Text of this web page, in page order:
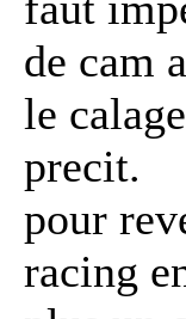
de cam
le
precit.
pour
racing